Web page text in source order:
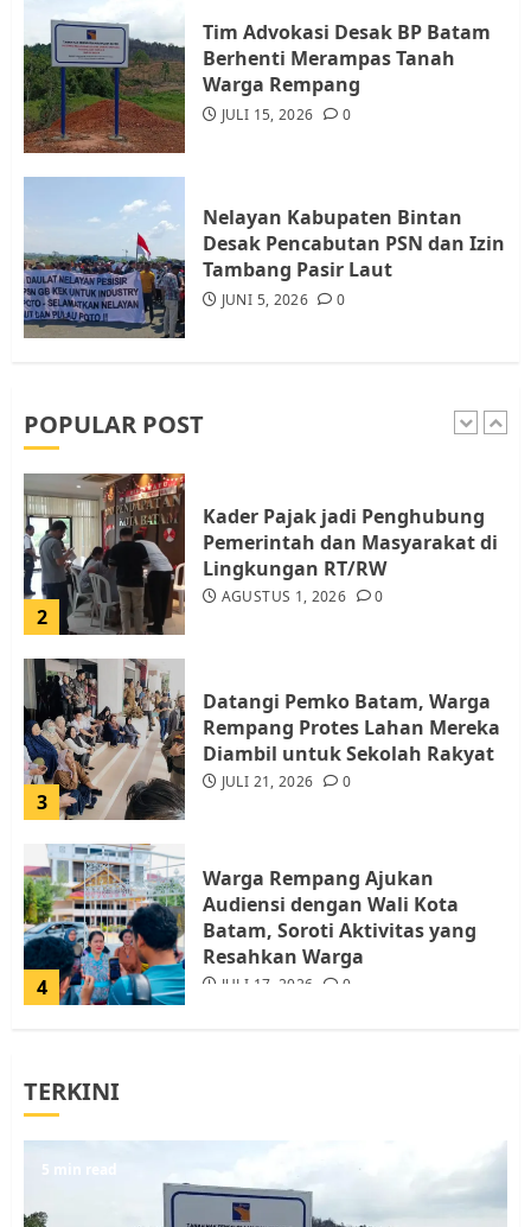
Tim Advokasi Desak BP Batam
Berhenti Merampas Tanah
Warga Rempang
JULI 15, 2026 0
Nelayan Kabupaten Bintan
Desak Pencabutan PSN dan Izin
Tambang Pasir Laut
JUNI 5, 2026 0
POPULAR POST
4
Resahkan Warga
JULI 17, 2026 0
5
JULI 15, 2026 0
1
2
Kader Pajak jadi Penghubung
Pemerintah dan Masyarakat di
Lingkungan RT/RW
AGUSTUS 1, 2026 0
3
Datangi Pemko Batam, Warga
Rempang Protes Lahan Mereka
Diambil untuk Sekolah Rakyat
JULI 21, 2026 0
4
Warga Rempang Ajukan
Audiensi dengan Wali Kota
Batam, Soroti Aktivitas yang
Resahkan Warga
JULI 17, 2026 0
5
TERKINI
5 min read